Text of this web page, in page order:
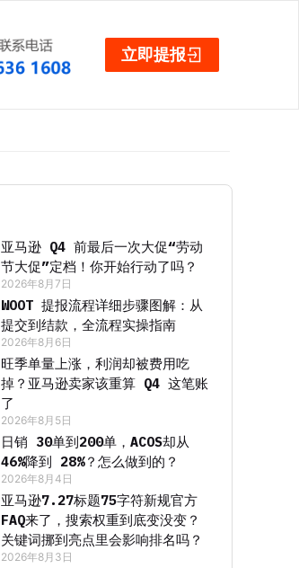
立即提报
亚马逊 Q4 前最后一次大促“劳动
节大促”定档！你开始行动了吗？
2026年8月7日
WOOT 提报流程详细步骤图解：从
提交到结款，全流程实操指南
2026年8月6日
旺季单量上涨，利润却被费用吃
掉？亚马逊卖家该重算 Q4 这笔账
了
2026年8月5日
日销 30单到200单，ACOS却从
46%降到 28%？怎么做到的？
2026年8月4日
亚马逊7.27标题75字符新规官方
FAQ来了，搜索权重到底变没变？
关键词挪到亮点里会影响排名吗？
2026年8月3日